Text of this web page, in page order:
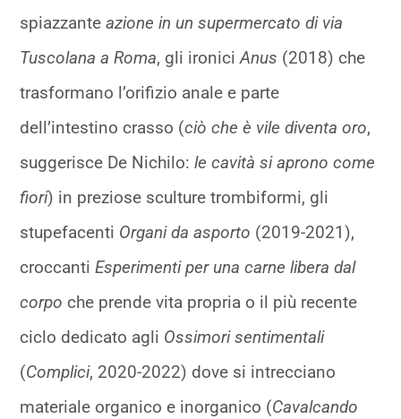
spiazzanteazione in un supermercato di via
Tuscolana a Roma, gli ironiciAnus (2018) che
trasformano l’orifizio anale e parte
dell’intestino crasso (ciò che è vile diventa oro,
suggerisce De Nichilo:le cavità si aprono come
fiori) in preziose sculture trombiformi, gli
stupefacenti Organi da asporto (2019-2021),
croccantiEsperimenti per una carne libera dal
corpo che prende vita propria o il più recente
ciclo dedicato agli Ossimori sentimentali
(Complici, 2020-2022) dove si intrecciano
materiale organico e inorganico (Cavalcando